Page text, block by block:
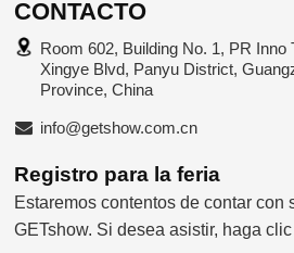
CONTACTO
Room 602, Building No. 1, PR Inno
Xingye Blvd, Panyu District,
Province, China
info@getshow.com.cn
Registro para la feria
Estaremos contentos de contar con
GETshow. Si desea asistir, haga